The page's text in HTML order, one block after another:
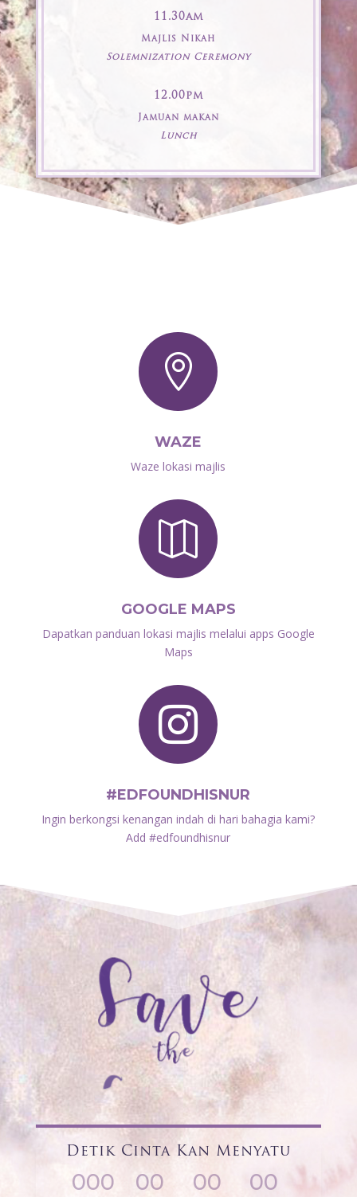
11.30am
Majlis Nikah
Solemnization Ceremony
12.00pm
Jamuan makan
Lunch

WAZE
Waze lokasi majlis

GOOGLE MAPS
Dapatkan panduan lokasi majlis melalui apps Google
Maps

#EDFOUNDHISNUR
Ingin berkongsi kenangan indah di hari bahagia kami?
Add #edfoundhisnur
Detik Cinta Kan Menyatu
000 00 00 00